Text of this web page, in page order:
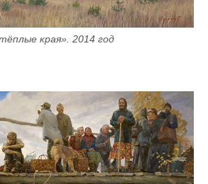
края». 2014 год